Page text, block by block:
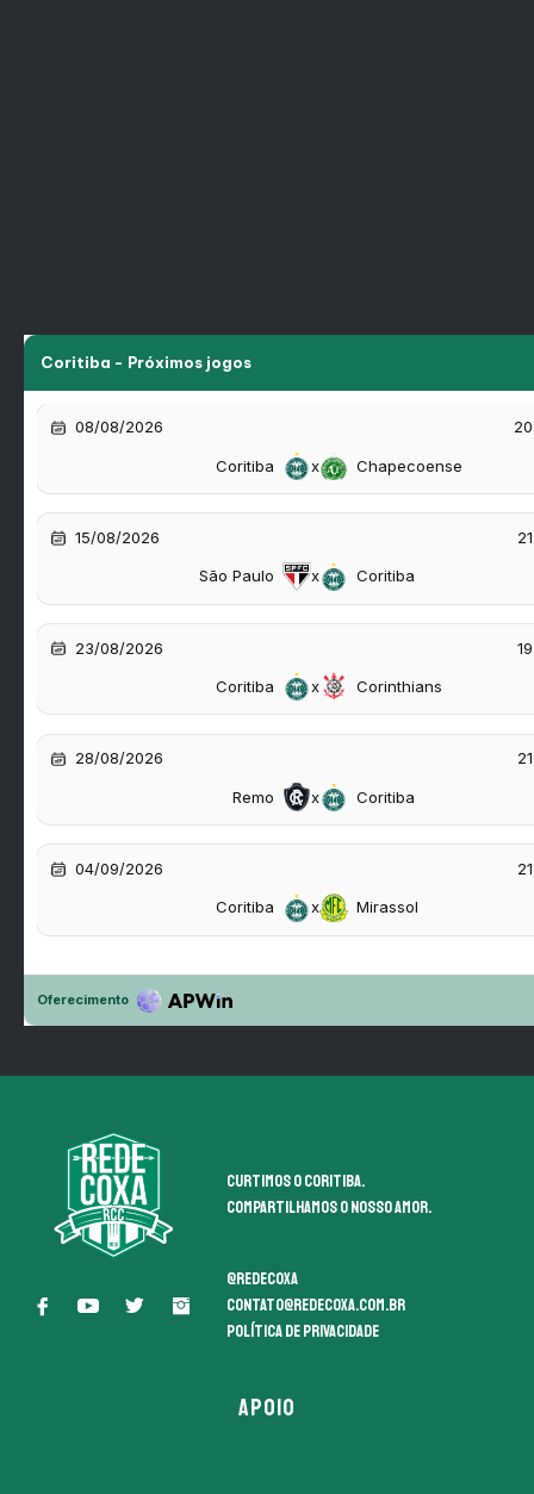
Curtimos o coritiba.
Compartilhamos o nosso amor.
@redecoxa
contato@redecoxa.com.br
Política de Privacidade
APOIO